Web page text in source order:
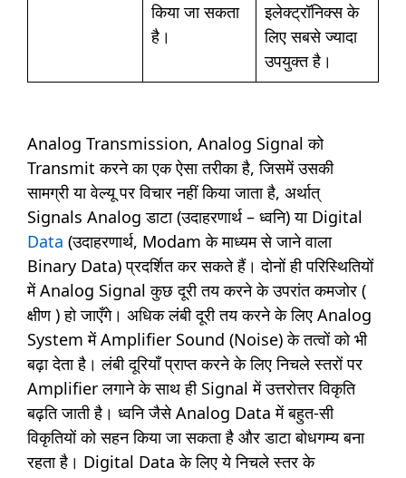
किया जा सकता
है।
इलेक्ट्रॉनिक्स के
लिए सबसे ज्यादा
उपयुक्त है।
Analog Transmission, Analog Signal को
Transmit करने का एक ऐसा तरीका है, जिसमें उसकी
सामग्री या वेल्यू पर विचार नहीं किया जाता है, अर्थात्
Signals Analog डाटा (उदाहरणार्थ – ध्वनि) या Digital
Data (उदाहरणार्थ, Modam के माध्यम से जाने वाला
Binary Data) प्रदर्शित कर सकते हैं। दोनों ही परिस्थितियों
में Analog Signal कुछ दूरी तय करने के उपरांत कमजोर (
क्षीण ) हो जाएँगे। अधिक लंबी दूरी तय करने के लिए Analog
System में Amplifier Sound (Noise) के तत्वों को भी
बढ़ा देता है। लंबी दूरियाँ प्राप्त करने के लिए निचले स्तरों पर
Amplifier लगाने के साथ ही Signal में उत्तरोत्तर विकृति
बढ़ति जाती है। ध्वनि जैसे Analog Data में बहुत-सी
विकृतियों को सहन किया जा सकता है और डाटा बोधगम्य बना
रहता है। Digital Data के लिए ये निचले स्तर के